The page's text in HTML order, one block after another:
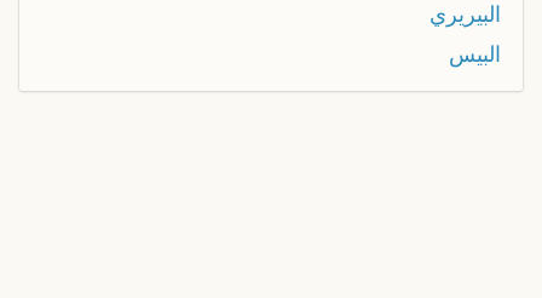
البيريري
البيس